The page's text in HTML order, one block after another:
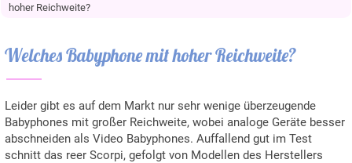
hoher Reichweite?
Welches Babyphone mit hoher Reichweite?
Leider gibt es auf dem Markt nur sehr wenige überzeugende
Babyphones mit großer Reichweite, wobei analoge Geräte besser
abschneiden als Video Babyphones. Auffallend gut im Test
schnitt das reer Scorpi, gefolgt von Modellen des Herstellers